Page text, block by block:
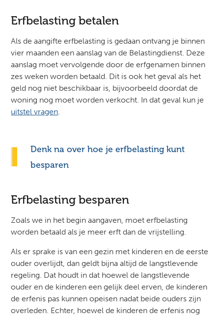
Erfbelasting betalen
Als de aangifte erfbelasting is gedaan ontvang je binnen
vier maanden een aanslag van de Belastingdienst. Deze
aanslag moet vervolgende door de erfgenamen binnen
zes weken worden betaald. Dit is ook het geval als het
geld nog niet beschikbaar is, bijvoorbeeld doordat de
woning nog moet worden verkocht. In dat geval kun je
uitstel vragen
Denk na over hoe je erfbelasting kunt
besparen
Erfbelasting besparen
Zoals we in het begin aangaven, moet erfbelasting
worden betaald als je meer erft dan de vrijstelling.
Als er sprake is van een gezin met kinderen en de eerste
ouder overlijdt, dan geldt bijna altijd de langstlevende
regeling. Dat houdt in dat hoewel de langstlevende
ouder en de kinderen een gelijk deel erven, de kinderen
de erfenis pas kunnen opeisen nadat beide ouders zijn
overleden. Echter, hoewel de kinderen de erfenis nog